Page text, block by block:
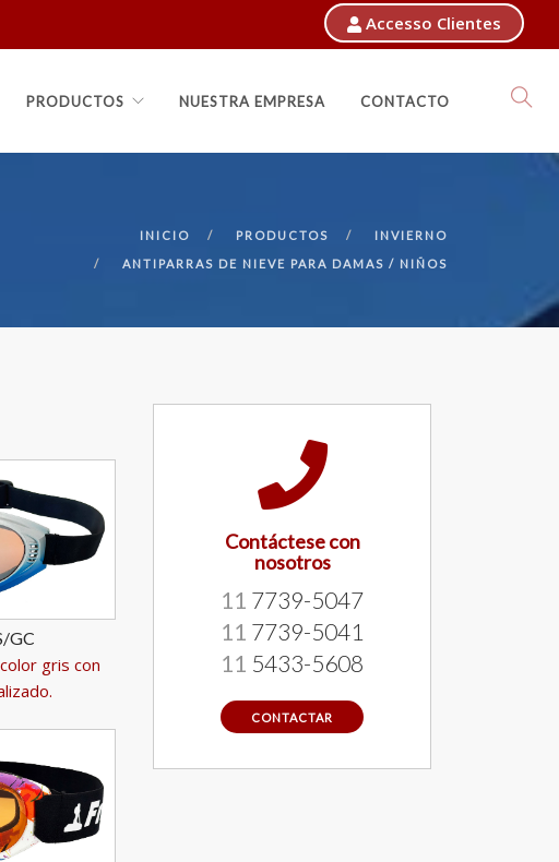
Accesso Clientes
PRODUCTOS NUESTRA EMPRESA CONTACTO
INICIO PRODUCTOS
INVIERNO
ANTIPARRAS DE NIEVE PARA DAMAS / NIÑOS
GC
gris con
Contáctese con
nosotros
11 7739-5047
11 7739-5041
11 5433-5608
CONTACTAR